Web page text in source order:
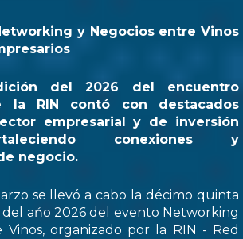
y Negocios entre Vinos
del 2026 del encuentro
la RIN contó con destacados
empresarial y de inversión
conexiones y
negocio.
se llevó a cabo la décimo quinta
ańo 2026 del evento Networking
Vinos, organizado por la RIN - Red